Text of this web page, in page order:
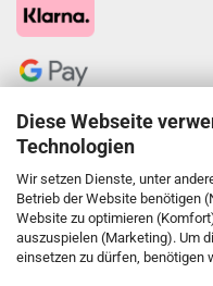
Diese Webseite
Technologien
Wir setzen Dienste, unter
Betrieb der Website benötigen
Website zu optimieren
auszuspielen (Marketing). Um
einsetzen zu dürfen, benötigen